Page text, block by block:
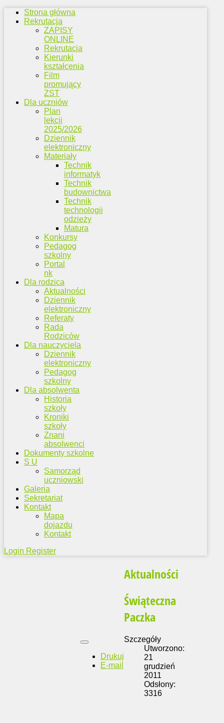
Strona główna
Rekrutacja
ZAPISY
ONLINE
Rekrutacja
Kierunki
kształcenia
Film
promujący
ZST
Dla uczniów
Plan
lekcji
2025/2026
Dziennik
elektroniczny
Materiały
Technik
informatyk
Technik
budownictwa
Technik
technologii
odzieży
Matura
Konkursy
Pedagog
szkolny
Portal
nk
Dla rodzica
Aktualności
Dziennik
elektroniczny
Referaty
Rada
Rodziców
Dla nauczyciela
Dziennik
elektroniczny
Pedagog
szkolny
Dla absolwenta
Historia
szkoły
Kroniki
szkoły
Znani
absolwenci
Dokumenty szkolne
S U
Samorząd
uczniowski
Galeria
Sekretariat
Kontakt
Mapa
dojazdu
Kontakt
Login Register
Aktualności
Świąteczna
Paczka
Drukuj
E-mail
Szczegóły
Utworzono:
21
grudzień
2011
Odsłony:
3316